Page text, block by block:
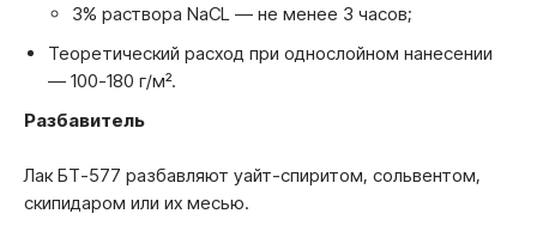
3% раствора NaCL — не менее 3 часов;
Теоретический расход при однослойном нанесении
— 100-180 г/м².
Разбавитель
Лак БТ-577 разбавляют уайт-спиритом, сольвентом,
скипидаром или их месью.